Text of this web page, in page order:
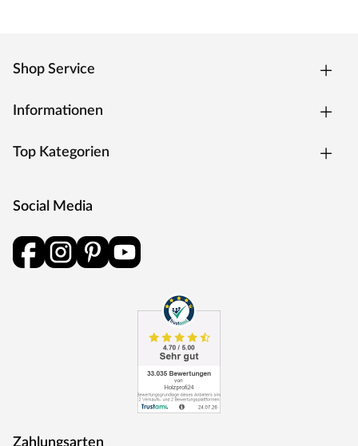
Shop Service
Informationen
Top Kategorien
Social Media
Zahlungsarten